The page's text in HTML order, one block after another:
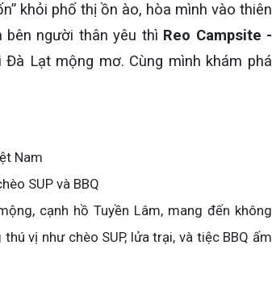
khỏi phố thị ồn ào, hòa mình vào thiên
bên người thân yêu thì Reo Campsite -
Lạt mộng mơ. Cùng mình khám phá
Nam
SUP và BBQ
cạnh hồ Tuyền Lâm, mang đến không
vị như chèo SUP, lửa trại, và tiệc BBQ ấm